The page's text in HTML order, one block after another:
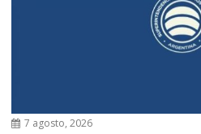
7 agosto, 2026